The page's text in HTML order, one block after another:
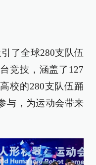
了全球280支队伍
竞技，涵盖了127
校的280支队伍踊
与，为运动会带来